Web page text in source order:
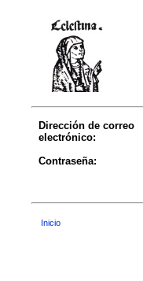
Dirección de correo
electrónico:
Contraseña:
Inicio